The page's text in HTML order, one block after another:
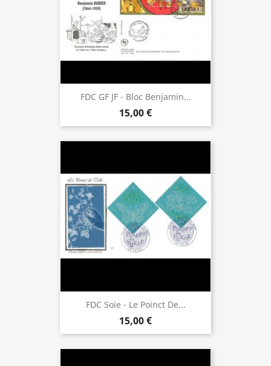
FDC GF JF - Bloc Benjamin...
15,00 €
FDC Soie - Le Poinct De...
15,00 €